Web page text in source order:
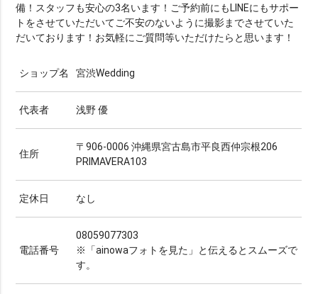
備！スタッフも安心の3名います！ご予約前にもLINEにもサポー
トをさせていただいてご不安のないように撮影までさせていた
だいております！お気軽にご質問等いただけたらと思います！
ショップ名 宮渋Wedding
代表者 浅野 優
住所
〒906-0006 沖縄県宮古島市平良西仲宗根206
PRIMAVERA103
定休日 なし
電話番号
08059077303
※ 「ainowaフォトを見た」と伝えるとスムーズで
す。